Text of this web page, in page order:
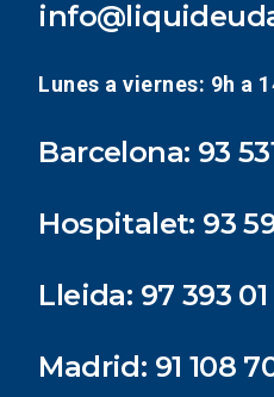
Lunes a viernes: 9h a
Barcelona: 93
Hospitalet: 93
Lleida: 97 393
Madrid: 91 108